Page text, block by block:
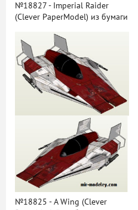
№18827 - Imperial Raider
(Clever PaperModel) из бумаги
№18825 - A Wing (Clever